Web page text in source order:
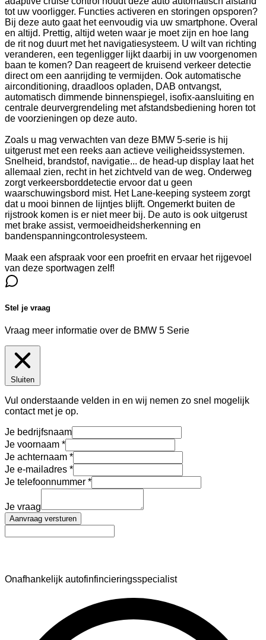
tot uw voorligger. Functies activeren en storingen opsporen?
Bij deze auto gaat het eenvoudig via uw smartphone. Overal
en altijd. Prettig, altijd weten waar je moet zijn en hoe lang
de rit nog duurt met het navigatiesysteem. U wilt van richting
veranderen, een tegenligger lijkt daarbij in uw voorgenomen
baan te komen? Dan reageert de kruisend verkeer detectie
direct om een aanrijding te vermijden. Ook automatische
airconditioning, draadloos opladen, DAB ontvangst,
automatisch dimmende binnenspiegel, isofix-aansluiting en
centrale deurvergrendeling met afstandsbediening horen tot
de voorzieningen op deze auto.
Zoals u mag verwachten van deze BMW 5-serie is hij
uitgerust met een reeks aan actieve veiligheidssystemen.
Snelheid, brandstof, navigatie... de head-up display laat het
allemaal zien, recht in het zichtveld van de weg. Onderweg
zorgt verkeersborddetectie ervoor dat u geen
waarschuwingsbord mist. Het Lane-keeping systeem zorgt
dat u mooi binnen de lijntjes blijft. Ongemerkt buiten de
rijstrook komen is er niet meer bij. De auto is ook uitgerust
met brake assist, vermoeidheidsherkenning en
bandenspanningcontrolesysteem.
Maak een afspraak voor een proefrit en ervaar het rijgevoel
van deze sportwagen zelf!
Stel je vraag
Vraag meer informatie over de BMW 5 Serie
Sluiten
Vul onderstaande velden in en wij nemen zo snel mogelijk
contact met je op.
Je bedrijfsnaam
Je voornaam
Je achternaam
Je e-mailadres
Je telefoonnummer
Je vraag
Aanvraag versturen
Onafhankelijk autofinfincieringsspecialist